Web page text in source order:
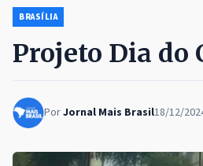
BRASÍLIA
Projeto Dia do
PorJornal Mais Brasil18/12/